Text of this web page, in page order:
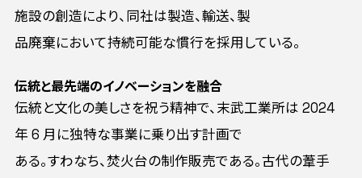
施設の創造により、同社は製造、輸送、製
品廃棄において持続可能な慣行を採用している。
伝統と最先端のイノベーションを融合
伝統と文化の美しさを祝う精神で、末武工業所は 2024
年 6 月に独特な事業に乗り出す計画で
ある。すわなち、焚火台の制作販売である。古代の葦手